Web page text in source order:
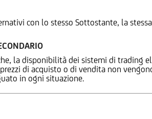
con lo stesso Sottostante, la
la disponibilità dei sistemi di trading
di acquisto o di vendita non
in ogni situazione.